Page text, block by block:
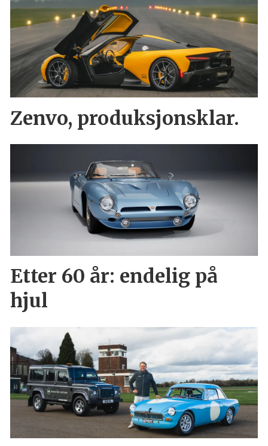
Zenvo, produksjonsklar.
Etter 60 år: endelig på
hjul